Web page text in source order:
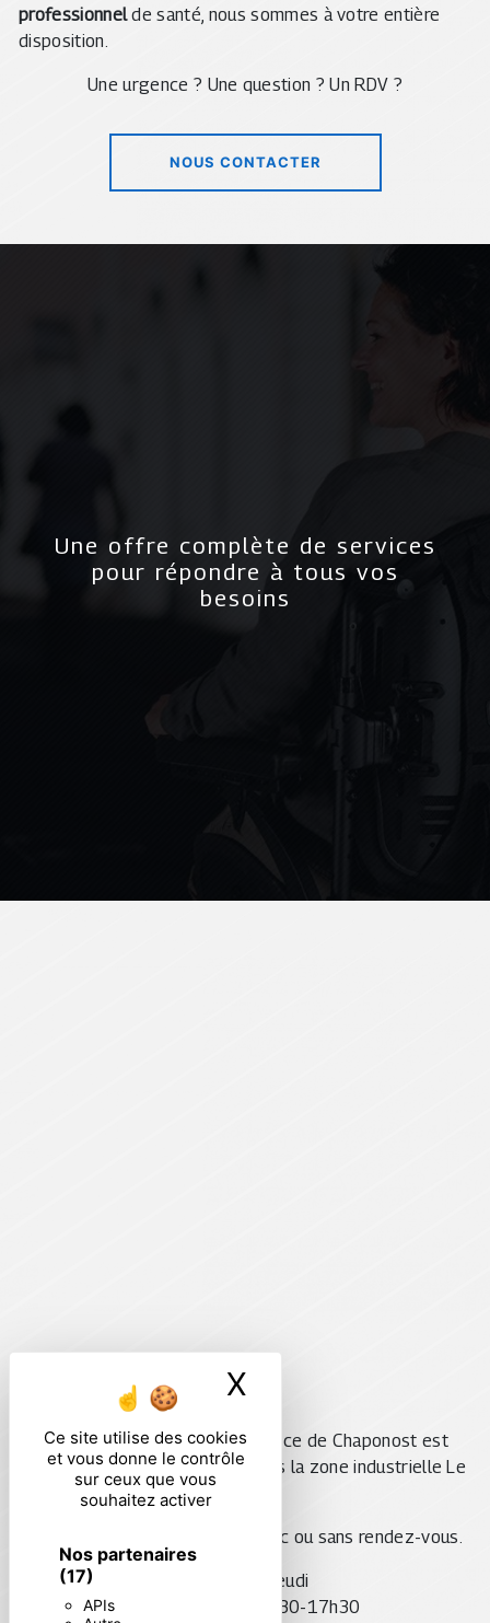
Ce site utilise des cookies
et vous donne le contrôle
sur ceux que vous
souhaitez activer
Nos partenaires
(17)
APIs
X
professionnelde santé, nous sommes à votre entière
disposition.
Une urgence ? Une question ? Un RDV ?
NOUS CONTACTER
Une offre complète de services
pour répondre à tous vos
besoins
Située à 13 km de Lyon, l’agence de Chaponost est
située au2 rue Jules-Verne, dans la zone industrielle Le
Notre équipe vous accueille avec ou sans rendez-vous.
Du lundi au jeudi
8h30-12h30 / 13h30-17h30